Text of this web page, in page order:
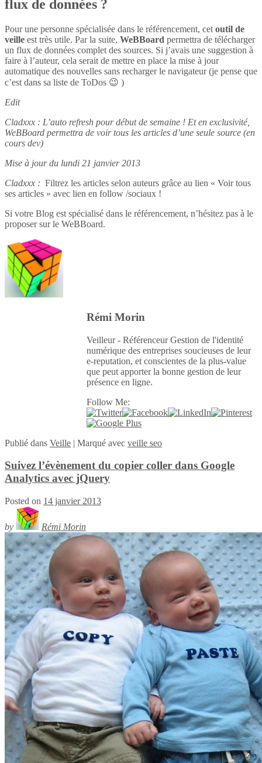
flux de données ?
Pour une personne spécialisée dans le référencement, cet outil de
veille est très utile. Par la suite, WeBBoard permettra de télécharger
un flux de données complet des sources. Si j’avais une suggestion à
faire à l’auteur, cela serait de mettre en place la mise à jour
automatique des nouvelles sans recharger le navigateur (je pense que
c’est dans sa liste de ToDos 😉 )
Edit
Cladxxx : L’auto refresh pour début de semaine ! Et en exclusivité,
WeBBoard permettra de voir tous les articles d’une seule source (en
cours dev)
Mise à jour du lundi 21 janvier 2013
Cladxxx : Filtrez les articles selon auteurs grâce au lien « Voir tous
ses articles » avec lien en follow /sociaux !
Si votre Blog est spécialisé dans le référencement, n’hésitez pas à le
proposer sur le WeBBoard.
Rémi Morin
Veilleur - Référenceur Gestion de l'identité
numérique des entreprises soucieuses de leur
e-reputation, et conscientes de la plus-value
que peut apporter la bonne gestion de leur
présence en ligne.
Follow Me:
Publié dans Veille | Marqué avec veille seo
Suivez l’évènement du copier coller dans Google
Analytics avec jQuery
Posted on 14 janvier 2013
by Rémi Morin